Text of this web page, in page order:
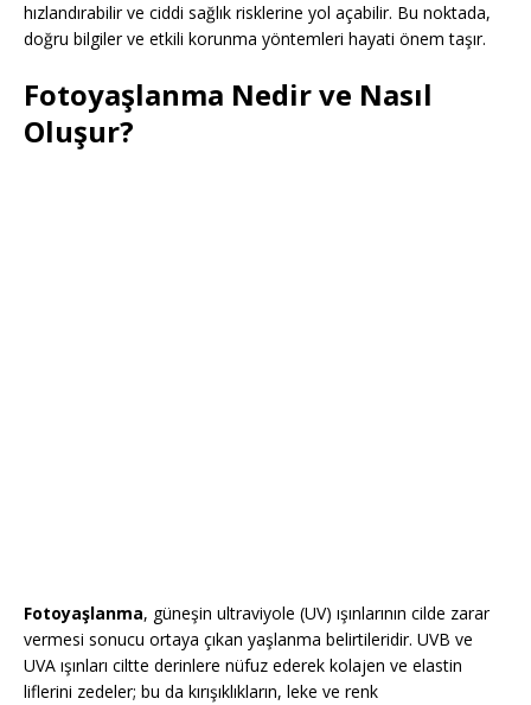
hızlandırabilir ve ciddi sağlık risklerine yol açabilir. Bu noktada,
doğru bilgiler ve etkili korunma yöntemleri hayati önem taşır.
Fotoyaşlanma Nedir ve Nasıl
Oluşur?
Fotoyaşlanma, güneşin ultraviyole (UV) ışınlarının cilde zarar
vermesi sonucu ortaya çıkan yaşlanma belirtileridir. UVB ve
UVA ışınları ciltte derinlere nüfuz ederek kolajen ve elastin
liflerini zedeler; bu da kırışıklıkların, leke ve renk